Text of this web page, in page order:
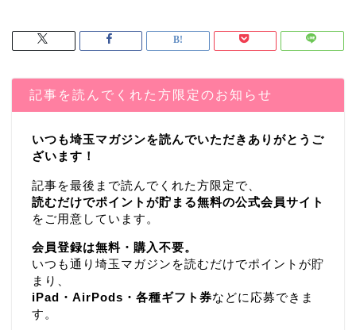
記事を読んでくれた方限定のお知らせ
いつも埼玉マガジンを読んでいただきありがとうご
ざいます！
記事を最後まで読んでくれた方限定で、
読むだけでポイントが貯まる無料の公式会員サイト
をご用意しています。
会員登録は無料・購入不要。
いつも通り埼玉マガジンを読むだけでポイントが貯
まり、
iPad・AirPods・各種ギフト券などに応募できま
す。